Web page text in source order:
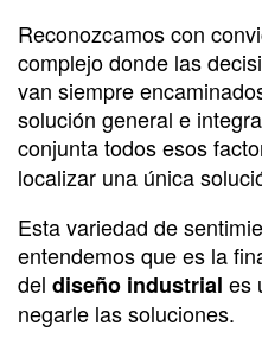
Reconozcamos con
complejo donde las
van siempre
solución general e
conjunta todos esos
localizar una única
Esta variedad de
entendemos que es la
del diseño industrial es
negarle las soluciones.